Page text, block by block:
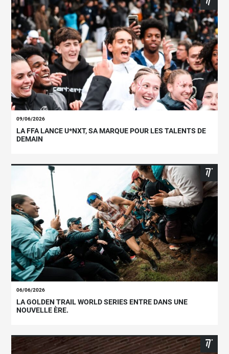
09/06/2026
LA FFA LANCE U*NXT, SA MARQUE POUR LES TALENTS DE
DEMAIN
06/06/2026
LA GOLDEN TRAIL WORLD SERIES ENTRE DANS UNE
NOUVELLE ÈRE.